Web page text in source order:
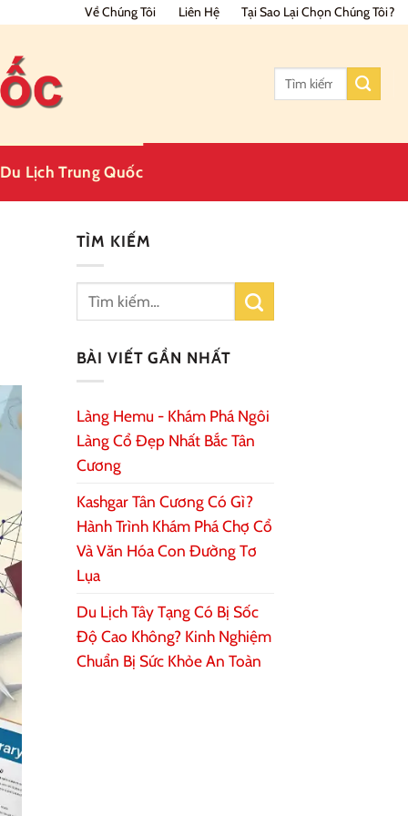
Về Chúng Tôi Liên Hệ Tại Sao Lại Chọn Chúng Tôi?
Tìm
Lịch Trung Quốc
TÌM KIẾM
BÀI VIẾT GẦN NHẤT
Làng Hemu - Khám Phá Ngôi
Làng Cổ Đẹp Nhất Bắc Tân
Cương
Kashgar Tân Cương Có Gì?
Hành Trình Khám Phá Chợ Cổ
Và Văn Hóa Con Đường Tơ
Lụa
Du Lịch Tây Tạng Có Bị Sốc
Độ Cao Không? Kinh Nghiệm
Chuẩn Bị Sức Khỏe An Toàn